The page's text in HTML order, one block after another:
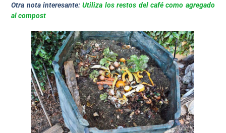
Otra nota interesante:Utiliza los restos del café como agregado
al compost